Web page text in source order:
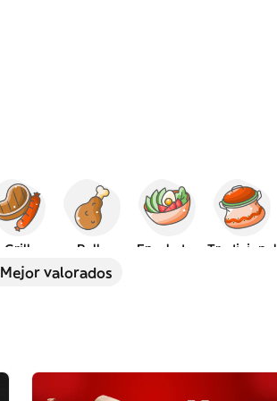
Grill Pollo Ensaladas Tradicional
Mejor valorados